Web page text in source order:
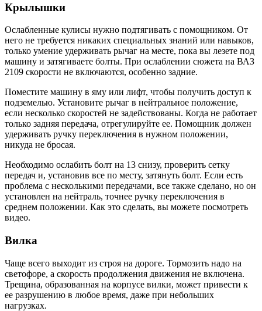
Крылышки
Ослабленные кулисы нужно подтягивать с помощником. От
него не требуется никаких специальных знаний или навыков,
только умение удерживать рычаг на месте, пока вы лезете под
машину и затягиваете болты. При ослаблении сюжета на ВАЗ
2109 скорости не включаются, особенно задние.
Поместите машину в яму или лифт, чтобы получить доступ к
подземелью. Установите рычаг в нейтральное положение,
если несколько скоростей не задействованы. Когда не работает
только задняя передача, отрегулируйте ее. Помощник должен
удерживать ручку переключения в нужном положении,
никуда не бросая.
Необходимо ослабить болт на 13 снизу, проверить сетку
передач и, установив все по месту, затянуть болт. Если есть
проблема с несколькими передачами, все также сделано, но он
установлен на нейтраль, точнее ручку переключения в
среднем положении. Как это сделать, вы можете посмотреть
видео.
Вилка
Чаще всего выходит из строя на дороге. Тормозить надо на
светофоре, а скорость продолжения движения не включена.
Трещина, образованная на корпусе вилки, может привести к
ее разрушению в любое время, даже при небольших
нагрузках.